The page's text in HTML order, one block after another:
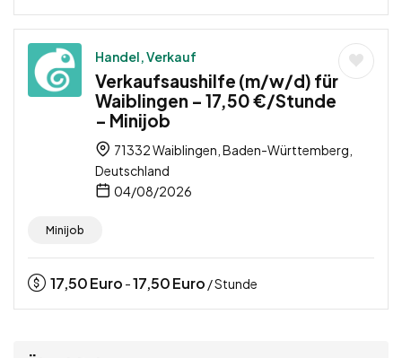
Handel, Verkauf
Verkaufsaushilfe (m/w/d) für
Waiblingen – 17,50 €/Stunde
– Minijob
71332 Waiblingen, Baden-Württemberg,
Deutschland
04/08/2026
Minijob
17,50Euro -17,50Euro / Stunde